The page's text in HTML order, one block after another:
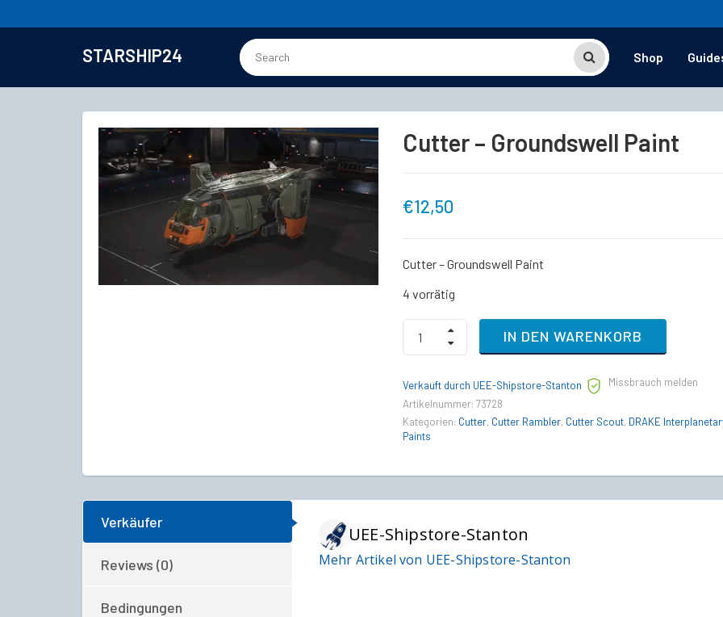
STARSHIP24 Shop
Cutter – Groundswell Paint
€12,50
Cutter – Groundswell Paint
4 vorrätig
Cutter
Groundswell
quantity
IN DEN WARENKORB
Verkauft durch UEE-Shipstore-Stanton
Missbrauch melden
Artikelnummer: 73728
Kategorien: Cutter, Cutter Rambler, Cutter Scout, DRAKE
Paints
Verkäufer
Reviews (0)
Bedingungen
UEE-Shipstore-Stanton
Mehr Artikel von UEE-Shipstore-Stanton